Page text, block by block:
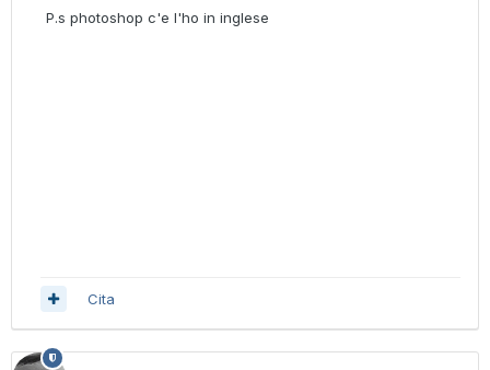
P.s photoshop c'e l'ho in inglese
Cita